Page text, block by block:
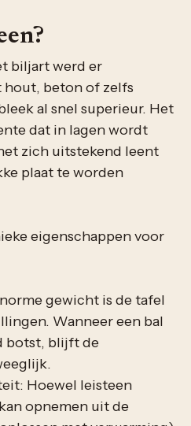
biljart werd er
beton of zelfs
al snel superieur. Het
dat in lagen wordt
zich uitstekend leent
plaat te worden
eigenschappen voor
gewicht is de tafel
Wanneer een bal
botst, blijft de
Hoewel leisteen
opnemen uit de